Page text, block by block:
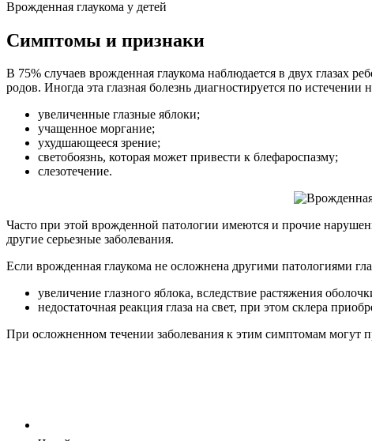
Врожденная глаукома у детей
Симптомы и признаки
В 75% случаев врожденная глаукома наблюдается в двух глазах
родов. Иногда эта глазная болезнь диагностируется по
увеличенные глазные яблоки;
учащенное моргание;
ухудшающееся зрение;
светобоязнь, которая может привести к блефароспазму;
слезотечение.
Часто при этой врожденной патологии имеются и прочие
другие серьезные заболевания.
Если врожденная глаукома не осложнена другими патологиями
увеличение глазного яблока, вследствие растяжения
недостаточная реакция глаза на свет, при этом склера
При осложненном течении заболевания к этим симптомам могут